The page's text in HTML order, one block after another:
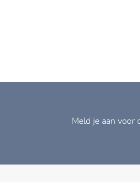
Meld je aan voor